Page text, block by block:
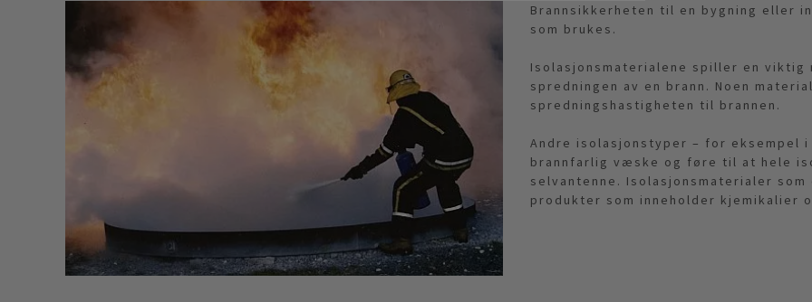
Brannsikkerheten til en bygning eller
som brukes.
Isolasjonsmaterialene spiller en
spredningen av en brann. Noen
spredningshastigheten til brannen.
Andre isolasjonstyper – for eksempel
brannfarlig væske og føre til at hele
selvantenne. Isolasjonsmaterialer
produkter som inneholder kjemikalier